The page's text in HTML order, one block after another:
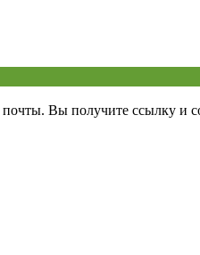
Вы получите ссылку и